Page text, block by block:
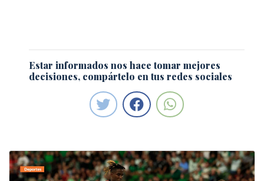
Estar informados nos hace tomar mejores
decisiones, compártelo en tus redes sociales